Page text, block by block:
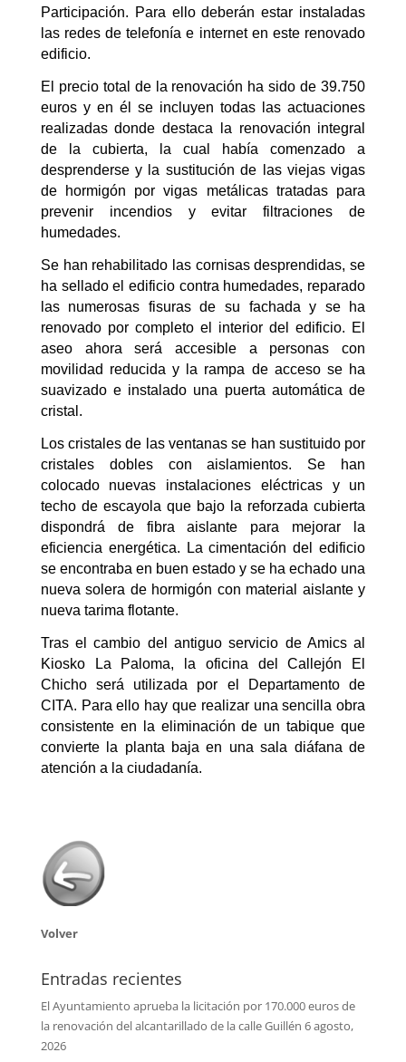
Participación. Para ello deberán estar instaladas
las redes de telefonía e internet en este renovado
edificio.
El precio total de la renovación ha sido de 39.750
euros y en él se incluyen todas las actuaciones
realizadas donde destaca la renovación integral
de la cubierta, la cual había comenzado a
desprenderse y la sustitución de las viejas vigas
de hormigón por vigas metálicas tratadas para
prevenir incendios y evitar filtraciones de
humedades.
Se han rehabilitado las cornisas desprendidas, se
ha sellado el edificio contra humedades, reparado
las numerosas fisuras de su fachada y se ha
renovado por completo el interior del edificio. El
aseo ahora será accesible a personas con
movilidad reducida y la rampa de acceso se ha
suavizado e instalado una puerta automática de
cristal.
Los cristales de las ventanas se han sustituido por
cristales dobles con aislamientos. Se han
colocado nuevas instalaciones eléctricas y un
techo de escayola que bajo la reforzada cubierta
dispondrá de fibra aislante para mejorar la
eficiencia energética. La cimentación del edificio
se encontraba en buen estado y se ha echado una
nueva solera de hormigón con material aislante y
nueva tarima flotante.
Tras el cambio del antiguo servicio de Amics al
Kiosko La Paloma, la oficina del Callejón El
Chicho será utilizada por el Departamento de
CITA. Para ello hay que realizar una sencilla obra
consistente en la eliminación de un tabique que
convierte la planta baja en una sala diáfana de
atención a la ciudadanía.
Volver
Entradas recientes
El Ayuntamiento aprueba la licitación por 170.000 euros de
la renovación del alcantarillado de la calle Guillén 6 agosto,
2026